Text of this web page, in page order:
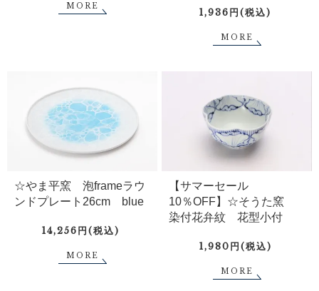
MORE
1,936円(税込)
MORE
☆やま平窯 泡frameラウ
ンドプレート26cm blue
14,256円(税込)
MORE
【サマーセール
10％OFF】☆そうた窯
染付花弁紋 花型小付
1,980円(税込)
MORE